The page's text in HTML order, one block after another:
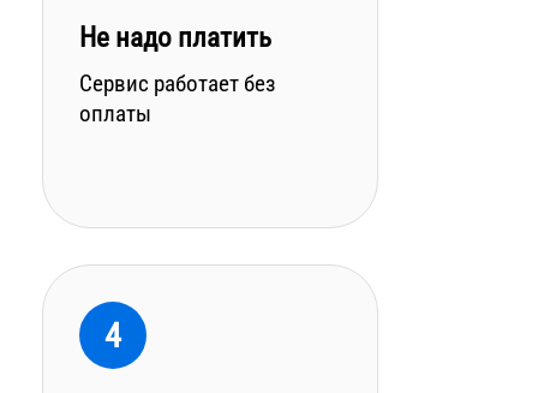
Не надо платить
Сервис работает без
оплаты
4